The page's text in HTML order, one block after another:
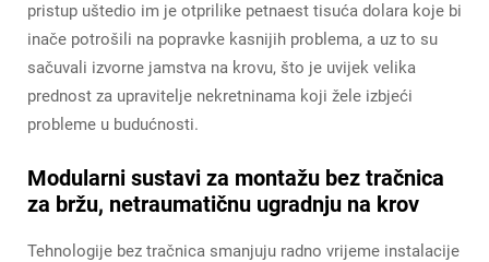
pristup uštedio im je otprilike petnaest tisuća dolara koje bi
inače potrošili na popravke kasnijih problema, a uz to su
sačuvali izvorne jamstva na krovu, što je uvijek velika
prednost za upravitelje nekretninama koji žele izbjeći
probleme u budućnosti.
Modularni sustavi za montažu bez tračnica
za bržu, netraumatičnu ugradnju na krov
Tehnologije bez tračnica smanjuju radno vrijeme instalacije